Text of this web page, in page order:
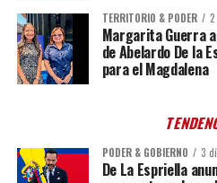
TERRITORIO & PODER
Margarita Guerra
de Abelardo De la
para el Magdalena
PODER & GOBIERNO 3
De La Espriella